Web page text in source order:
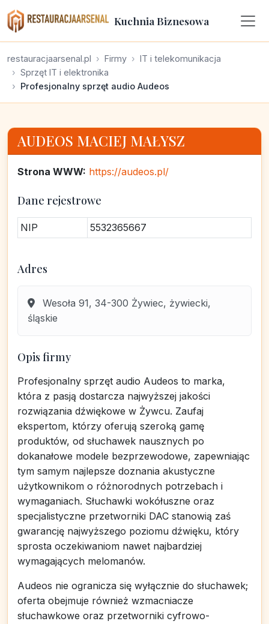
Kuchnia Biznesowa
restauracjaarsenal.pl Firmy
IT i telekomunikacja
Sprzęt IT i elektronika
Profesjonalny sprzęt audio Audeos
AUDEOS MACIEJ MAŁYSZ
Strona WWW: https://audeos.pl/
Dane rejestrowe
NIP 5532365667
Adres
Wesoła 91, 34-300 Żywiec, żywiecki,
śląskie
Opis firmy
Profesjonalny sprzęt audio Audeos to marka,
która z pasją dostarcza najwyższej jakości
rozwiązania dźwiękowe w Żywcu. Zaufaj
ekspertom, którzy oferują szeroką gamę
produktów, od słuchawek nausznych po
dokanałowe modele bezprzewodowe, zapewniając
tym samym najlepsze doznania akustyczne
użytkownikom o różnorodnych potrzebach i
wymaganiach. Słuchawki wokółuszne oraz
specjalistyczne przetworniki DAC stanowią zaś
gwarancję najwyższego poziomu dźwięku, który
sprosta oczekiwaniom nawet najbardziej
wymagających melomanów.
Audeos nie ogranicza się wyłącznie do słuchawek;
oferta obejmuje również wzmacniacze
słuchawkowe oraz przetworniki cyfrowo-